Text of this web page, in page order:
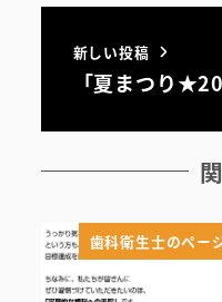
新しい投稿
「夏まつり
歯科衛生士のペー